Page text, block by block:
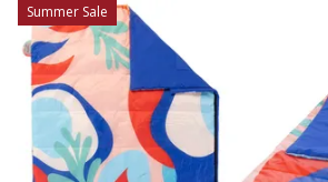
Summer Sale